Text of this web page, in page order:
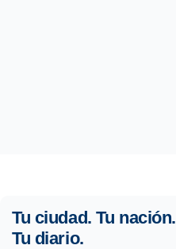
Tu ciudad. Tu nación.
Tu diario.